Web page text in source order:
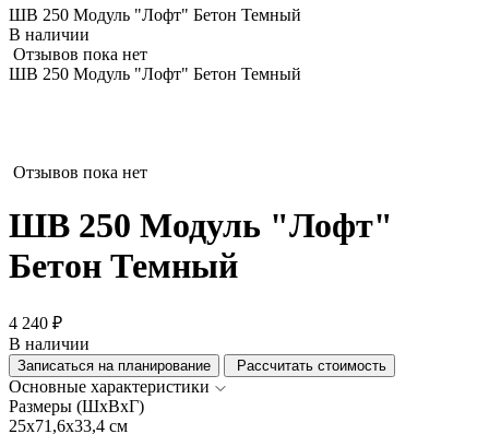
ШВ 250 Модуль "Лофт" Бетон Темный
В наличии
Отзывов пока нет
ШВ 250 Модуль "Лофт" Бетон Темный
Отзывов пока нет
ШВ 250 Модуль "Лофт"
Бетон Темный
4 240 ₽
В наличии
Записаться на планирование Рассчитать стоимость
Основные характеристики
Размеры (ШхВхГ)
25x71,6x33,4 см